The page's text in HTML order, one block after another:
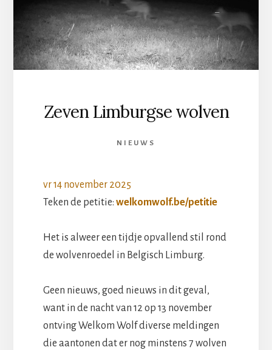
Zeven Limburgse wolven
NIEUWS
vr 14 november 2025
Teken de petitie: welkomwolf.be/petitie
Het is alweer een tijdje opvallend stil rond
de wolvenroedel in Belgisch Limburg.
Geen nieuws, goed nieuws in dit geval,
want in de nacht van 12 op 13 november
ontving Welkom Wolf diverse meldingen
die aantonen dat er nog minstens 7 wolven